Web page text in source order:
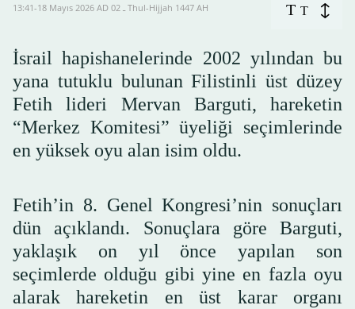
13:41-18 Mayıs 2026 AD ـ 02 Thul-Hijjah 1447 AH T T
İsrail hapishanelerinde 2002 yılından bu
yana tutuklu bulunan Filistinli üst düzey
Fetih lideri Mervan Barguti, hareketin
“Merkez Komitesi” üyeliği seçimlerinde
en yüksek oyu alan isim oldu.
Fetih’in 8. Genel Kongresi’nin sonuçları
dün açıklandı. Sonuçlara göre Barguti,
yaklaşık on yıl önce yapılan son
seçimlerde olduğu gibi yine en fazla oyu
alarak hareketin en üst karar organı